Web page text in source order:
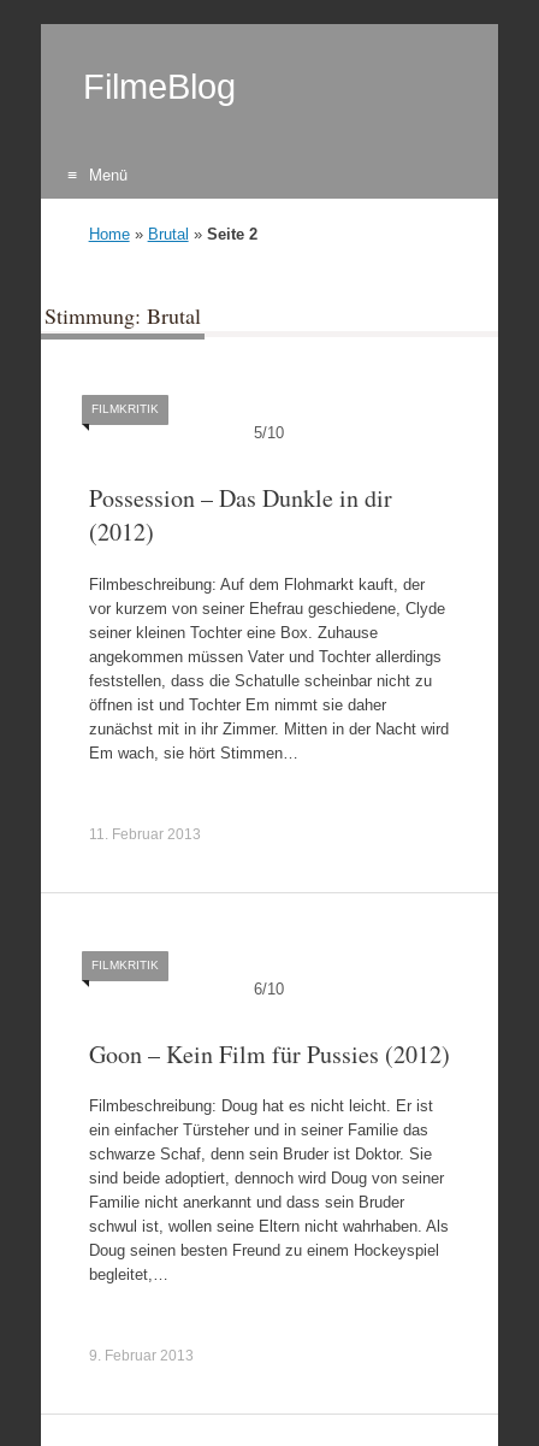
FilmeBlog
Menü
Home» Brutal » Seite 2
Stimmung: Brutal
5/10
FILMKRITIK
Possession – Das Dunkle in dir
(2012)
Filmbeschreibung: Auf dem Flohmarkt kauft, der
vor kurzem von seiner Ehefrau geschiedene, Clyde
seiner kleinen Tochter eine Box. Zuhause
angekommen müssen Vater und Tochter allerdings
feststellen, dass die Schatulle scheinbar nicht zu
öffnen ist und Tochter Em nimmt sie daher
zunächst mit in ihr Zimmer. Mitten in der Nacht wird
Em wach, sie hört Stimmen…
11. Februar 2013
6/10
FILMKRITIK
Goon – Kein Film für Pussies (2012)
Filmbeschreibung: Doug hat es nicht leicht. Er ist
ein einfacher Türsteher und in seiner Familie das
schwarze Schaf, denn sein Bruder ist Doktor. Sie
sind beide adoptiert, dennoch wird Doug von seiner
Familie nicht anerkannt und dass sein Bruder
schwul ist, wollen seine Eltern nicht wahrhaben. Als
Doug seinen besten Freund zu einem Hockeyspiel
begleitet,…
9. Februar 2013